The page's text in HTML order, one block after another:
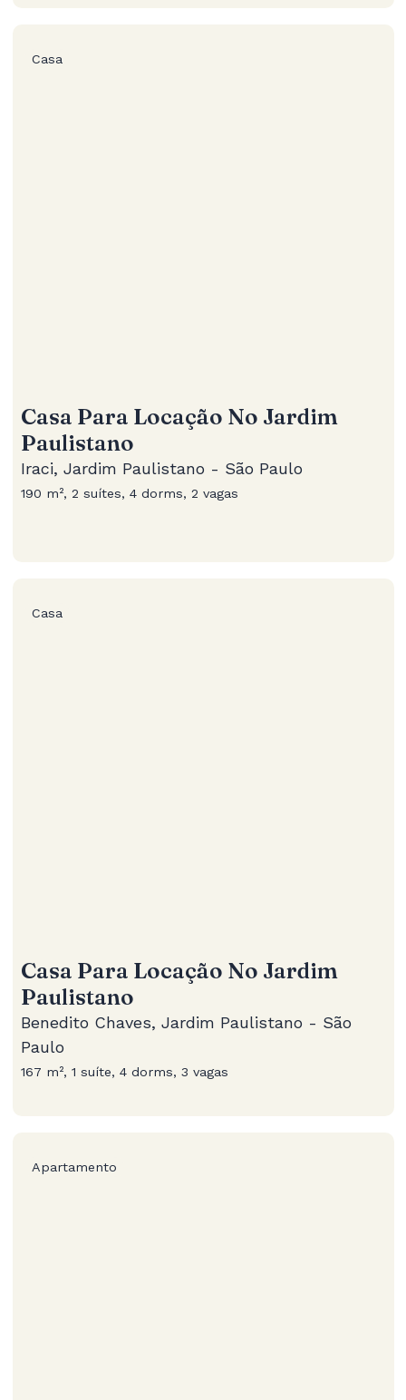
Casa
Casa Para Locação No Jardim
Paulistano
Iraci, Jardim Paulistano - São Paulo
190 m², 2 suítes, 4 dorms, 2 vagas
Casa
Casa Para Locação No Jardim
Paulistano
Benedito Chaves, Jardim Paulistano - São
Paulo
167 m², 1 suíte, 4 dorms, 3 vagas
Apartamento